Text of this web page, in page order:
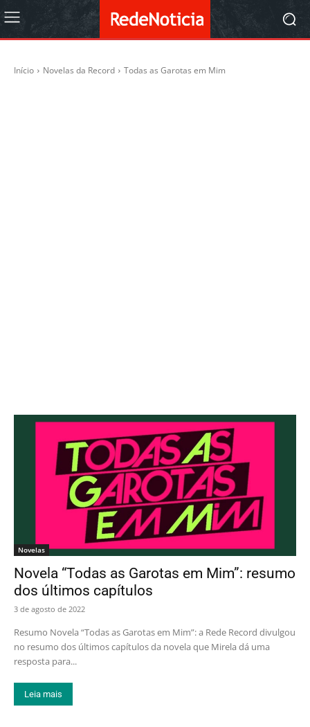
Início Novelas da Record Todas as Garotas em Mim
Novelas
Novela “Todas as Garotas em Mim”: resumo
dos últimos capítulos
3 de agosto de 2022
Resumo Novela “Todas as Garotas em Mim”: a Rede Record divulgou
no resumo dos últimos capítulos da novela que Mirela dá uma
resposta para...
Leia mais